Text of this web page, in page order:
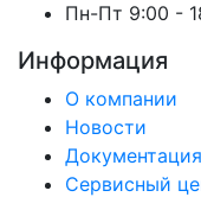
Пн-Пт 9:00 -
Информация
О компании
Новости
Документация
Сервисный